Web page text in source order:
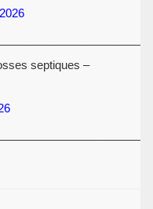
septiques –